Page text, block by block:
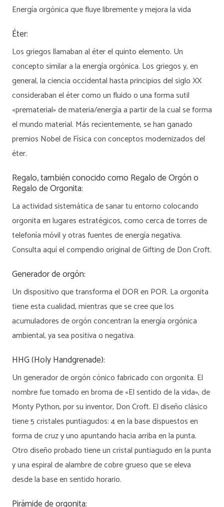
Energía orgónica que fluye libremente y mejora la vida
Éter:
Los griegos llamaban al éter el quinto elemento. Un
concepto similar a la energía orgónica. Los griegos y, en
general, la ciencia occidental hasta principios del siglo XX
consideraban el éter como un fluido o una forma sutil
«prematerial» de materia/energía a partir de la cual se forma
el mundo material. Más recientemente, se han ganado
premios Nobel de Física con conceptos modernizados del
éter.
Regalo, también conocido como Regalo de Orgón o
Regalo de Orgonita:
La actividad sistemática de sanar tu entorno colocando
orgonita en lugares estratégicos, como cerca de torres de
telefonía móvil y otras fuentes de energía negativa.
Consulta aquí el compendio original de Gifting de Don Croft.
Generador de orgón:
Un dispositivo que transforma el DOR en POR. La orgonita
tiene esta cualidad, mientras que se cree que los
acumuladores de orgón concentran la energía orgónica
ambiental, ya sea positiva o negativa.
HHG (Holy Handgrenade):
Un generador de orgón cónico fabricado con orgonita. El
nombre fue tomado en broma de «El sentido de la vida», de
Monty Python, por su inventor, Don Croft. El diseño clásico
tiene 5 cristales puntiagudos: 4 en la base dispuestos en
forma de cruz y uno apuntando hacia arriba en la punta.
Otro diseño probado tiene un cristal puntiagudo en la punta
y una espiral de alambre de cobre grueso que se eleva
desde la base en sentido horario.